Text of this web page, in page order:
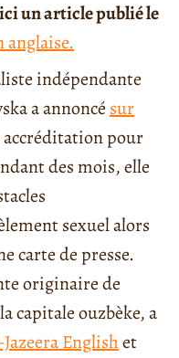
un article publié le
anglaise.
indépendante
a annoncé sur
accréditation pour
des mois, elle
sexuel alors
carte de presse.
originaire de
capitale ouzbèke, a
Englishet